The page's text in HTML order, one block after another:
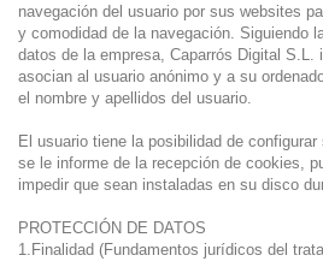
navegación del usuario por sus websites
y comodidad de la navegación. Siguiendo
datos de la empresa, Caparrós Digital
asocian al usuario anónimo y a su
el nombre y apellidos del usuario.
El usuario tiene la posibilidad de
se le informe de la recepción de cookies,
impedir que sean instaladas en su disco
PROTECCIÓN DE DATOS
1.Finalidad (Fundamentos jurídicos del